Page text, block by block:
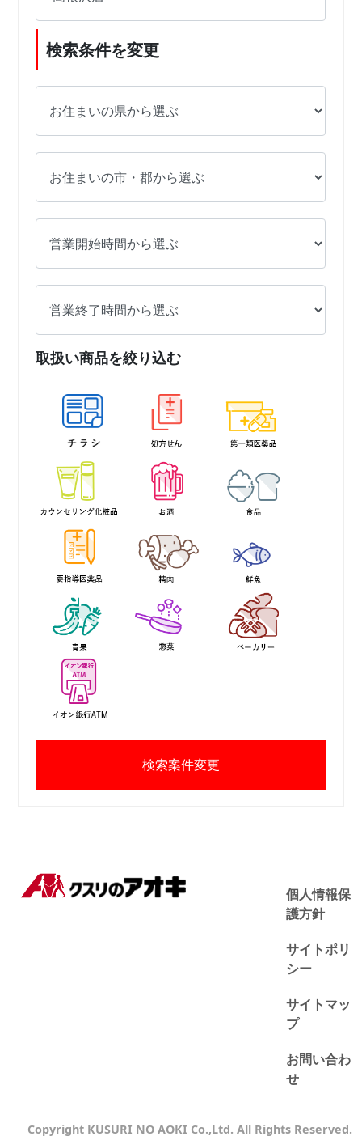
検索条件を変更
取扱い商品を絞り込む
検索案件変更
個人情報保
護方針
サイトポリ
シー
サイトマッ
プ
お問い合わ
せ
Copyright KUSURI NO AOKI Co.,Ltd. All Rights Reserved.